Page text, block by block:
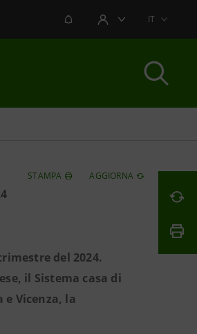
NOTIFICHEAREA UTENTEIT
STAMPA AGGIORNA
del 2024.
il Sistema casa di
Vicenza, la